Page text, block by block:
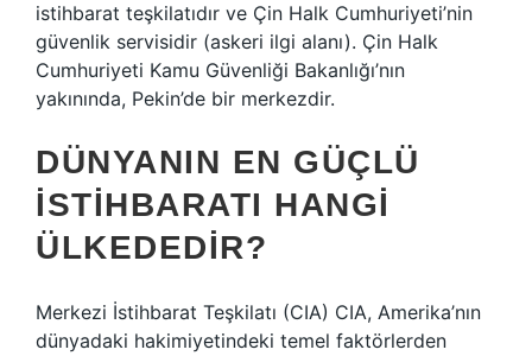
istihbarat teşkilatıdır ve Çin Halk Cumhuriyeti’nin
güvenlik servisidir (askeri ilgi alanı). Çin Halk
Cumhuriyeti Kamu Güvenliği Bakanlığı’nın
yakınında, Pekin’de bir merkezdir.
DÜNYANIN EN GÜÇLÜ
ISTIHBARATI HANGI
ÜLKEDEDIR?
Merkezi İstihbarat Teşkilatı (CIA) CIA, Amerika’nın
dünyadaki hakimiyetindeki temel faktörlerden